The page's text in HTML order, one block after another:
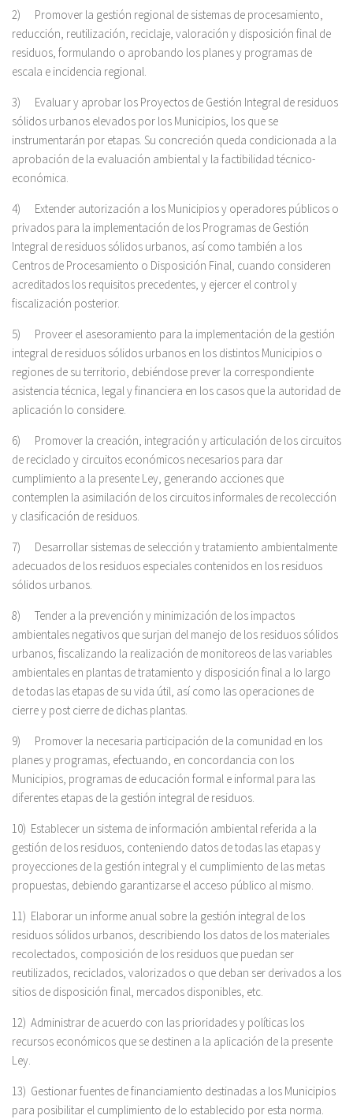
2) Promover la gestión regional de sistemas de procesamiento,
reducción, reutilización, reciclaje, valoración y disposición final de
residuos, formulando o aprobando los planes y programas de
escala e incidencia regional.
3) Evaluar y aprobar los Proyectos de Gestión Integral de residuos
sólidos urbanos elevados por los Municipios, los que se
instrumentarán por etapas. Su concreción queda condicionada a la
aprobación de la evaluación ambiental y la factibilidad técnico-
económica.
4) Extender autorización a los Municipios y operadores públicos o
privados para la implementación de los Programas de Gestión
Integral de residuos sólidos urbanos, así como también a los
Centros de Procesamiento o Disposición Final, cuando consideren
acreditados los requisitos precedentes, y ejercer el control y
fiscalización posterior.
5) Proveer el asesoramiento para la implementación de la gestión
integral de residuos sólidos urbanos en los distintos Municipios o
regiones de su territorio, debiéndose prever la correspondiente
asistencia técnica, legal y financiera en los casos que la autoridad de
aplicación lo considere.
6) Promover la creación, integración y articulación de los circuitos
de reciclado y circuitos económicos necesarios para dar
cumplimiento a la presente Ley, generando acciones que
contemplen la asimilación de los circuitos informales de recolección
y clasificación de residuos.
7) Desarrollar sistemas de selección y tratamiento ambientalmente
adecuados de los residuos especiales contenidos en los residuos
sólidos urbanos.
8) Tender a la prevención y minimización de los impactos
ambientales negativos que surjan del manejo de los residuos sólidos
urbanos, fiscalizando la realización de monitoreos de las variables
ambientales en plantas de tratamiento y disposición final a lo largo
de todas las etapas de su vida útil, así como las operaciones de
cierre y post cierre de dichas plantas.
9) Promover la necesaria participación de la comunidad en los
planes y programas, efectuando, en concordancia con los
Municipios, programas de educación formal e informal para las
diferentes etapas de la gestión integral de residuos.
10) Establecer un sistema de información ambiental referida a la
gestión de los residuos, conteniendo datos de todas las etapas y
proyecciones de la gestión integral y el cumplimiento de las metas
propuestas, debiendo garantizarse el acceso público al mismo.
11) Elaborar un informe anual sobre la gestión integral de los
residuos sólidos urbanos, describiendo los datos de los materiales
recolectados, composición de los residuos que puedan ser
reutilizados, reciclados, valorizados o que deban ser derivados a los
sitios de disposición final, mercados disponibles, etc.
12) Administrar de acuerdo con las prioridades y políticas los
recursos económicos que se destinen a la aplicación de la presente
Ley.
13) Gestionar fuentes de financiamiento destinadas a los Municipios
para posibilitar el cumplimiento de lo establecido por esta norma.